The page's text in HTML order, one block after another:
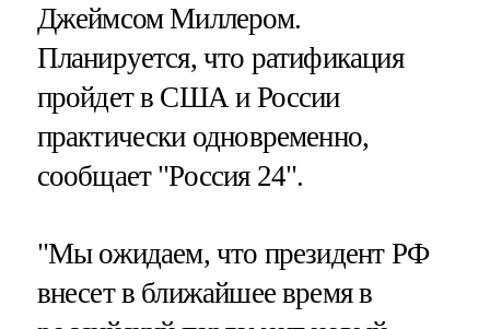
Джеймсом Миллером.
Планируется, что ратификация
пройдет в США и России
практически одновременно,
сообщает "Россия 24".
"Мы ожидаем, что президент РФ
внесет в ближайшее время в